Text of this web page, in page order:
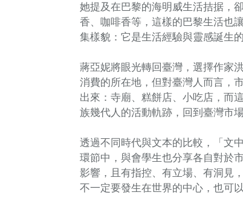
她提及在巴黎的海明威生活拮据，
香、咖啡香等，這樣的巴黎生活也
集樣貌：它是生活經驗與靈感誕生的
蔣亞妮將眼光轉回臺灣，選擇作家
消費的所在地，但對臺灣人而言，
出來：寺廟、糕餅店、小吃店，而
族幾代人的活動軌跡，回到臺灣市
透過不同時代與文本的比較，「文
環節中，與會學生也分享各自對於
影響，且有指控、有立場、有洞見
不一定要發生在世界的中心，也可